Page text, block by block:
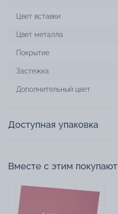
Цвет вставки
Цвет металла
Покрытие
Застежка
Дополнительный цвет
Доступная упаковка
Вместе с этим покупают